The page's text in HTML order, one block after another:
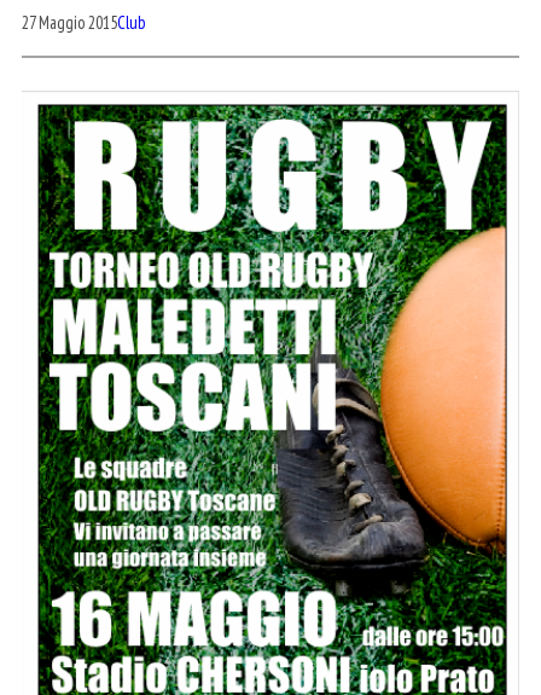
27 Maggio 2015Club